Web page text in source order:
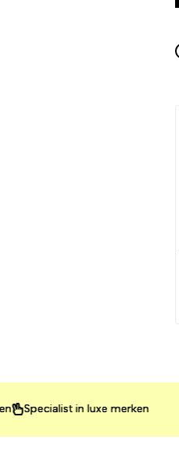
in luxe merken
in luxe merken
in luxe merken